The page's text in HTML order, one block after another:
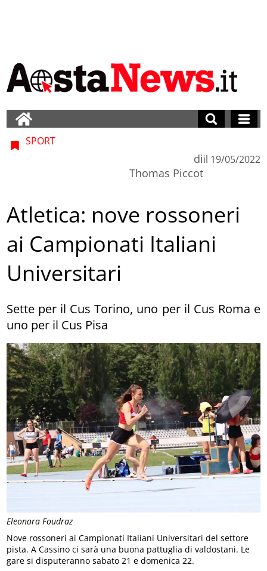
Eleonora Foudraz
SPORT
di
Thomas Piccot
il 19/05/2022
Atletica: nove rossoneri
ai Campionati Italiani
Universitari
Sette per il Cus Torino, uno per il Cus Roma e
uno per il Cus Pisa
Nove rossoneri ai Campionati Italiani Universitari del settore
pista. A Cassino ci sarà una buona pattuglia di valdostani. Le
gare si disputeranno sabato 21 e domenica 22.